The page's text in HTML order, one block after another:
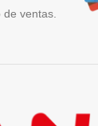
ventas.